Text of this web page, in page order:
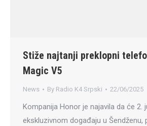
Stiže najtanji preklopni
Magic V5
News By Radio K4 Srpski 22/06/2025
Kompanija Honor je najavila da će 2.
ekskluzivnom događaju u Šendženu,